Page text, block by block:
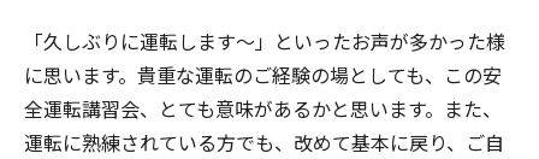
「久しぶりに運転します～」といったお声が多かった様
に思います。貴重な運転のご経験の場としても、この安
全運転講習会、とても意味があるかと思います。また、
運転に熟練されている方でも、改めて基本に戻り、ご自